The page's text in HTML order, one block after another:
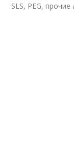
SLS, PEG,